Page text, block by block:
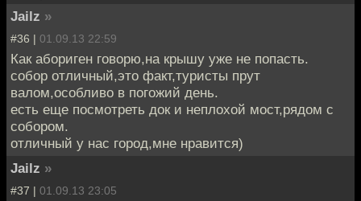
Jailz »
#36 | 01.09.13 22:59
Как абориген говорю,на крышу уже не попасть.
собор отличный,это факт,туристы прут
валом,особливо в погожий день.
есть еще посмотреть док и неплохой мост,рядом с
собором.
отличный у нас город,мне нравится)
Jailz »
#37 | 01.09.13 23:05